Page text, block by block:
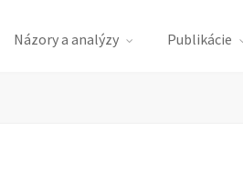
Názory a analýzy Publikácie